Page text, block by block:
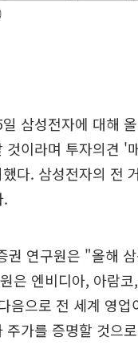
삼성전자에 대해
것이라며 투자의견 '
다. 삼성전자의 전
.
권 연구원은 "올해
은 엔비디아, 아람
음으로 전 세계 영업
주가를 증명할 것으